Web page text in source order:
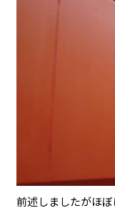
前述しましたがほ